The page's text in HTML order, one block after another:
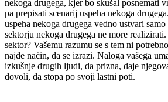
nekoga drugega, kjer bo skušal posnemati
pa prepisati scenarij uspeha nekoga
uspeha nekoga drugega vedno ustvari
sektorju nekoga drugega ne more
sektor? Vašemu razumu se s tem ni
najde način, da se izrazi. Naloga vašega
izkušnje drugih ljudi, da prizna, daje
dovoli, da stopa po svoji lastni poti.